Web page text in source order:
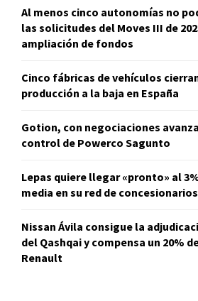
Al menos cinco autonomías no
las solicitudes del Moves III de
ampliación de fondos
Cinco fábricas de vehículos
producción a la baja en España
Gotion, con negociaciones
control de Powerco Sagunto
Lepas quiere llegar «pronto» al
media en su red de concesionarios
Nissan Ávila consigue la
del Qashqai y compensa un 20%
Renault